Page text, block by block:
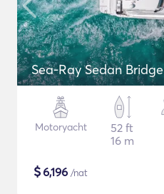
Sea-Ray Sedan Bridge
Motoryacht
52 ft
16 m
$6,196 /nat